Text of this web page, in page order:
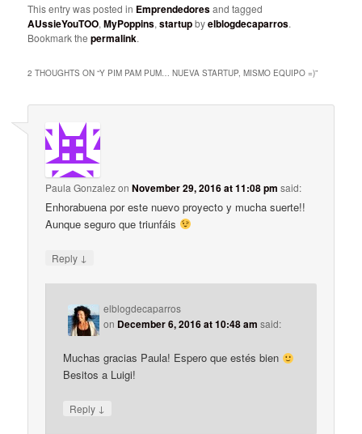
This entry was posted in Emprendedoresand tagged
AUssieYouTOO,MyPoppins,startupbyelblogdecaparros.
Bookmark thepermalink.
2 THOUGHTS ON “Y PIM PAM PUM… NUEVA STARTUP, MISMO EQUIPO =)”
Paula GonzalezonNovember 29, 2016 at 11:08 pm said:
Enhorabuena por este nuevo proyecto y mucha suerte!!
Aunque seguro que triunfáis
Reply ↓
elblogdecaparros
on December 6, 2016 at 10:48 am said:
Muchas gracias Paula! Espero que estés bien
Besitos a Luigi!
Reply ↓